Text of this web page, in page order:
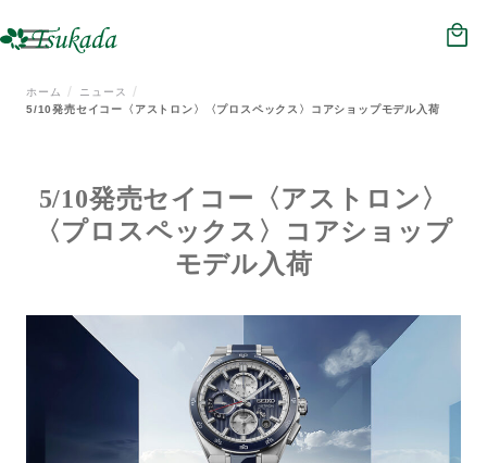
時計
会社概要
店舗情報
リクルート
ホーム
ニュース
5/10発売セイコー〈アストロン〉〈プロスペックス〉コアショップモデル入荷
5/10発売セイコー〈アストロン〉
〈プロスペックス〉コアショップ
モデル入荷